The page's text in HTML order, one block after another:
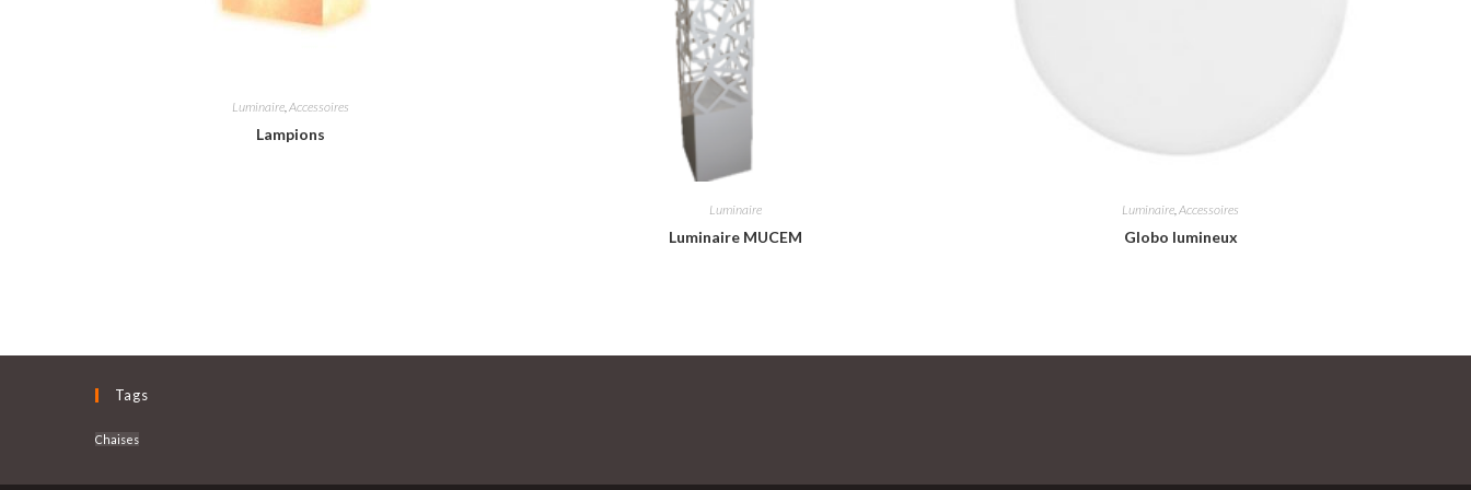
Luminaire,Accessoires
Lampions
Luminaire
Luminaire MUCEM
Luminaire,Accessoires
Globo lumineux
Tags
Chaises